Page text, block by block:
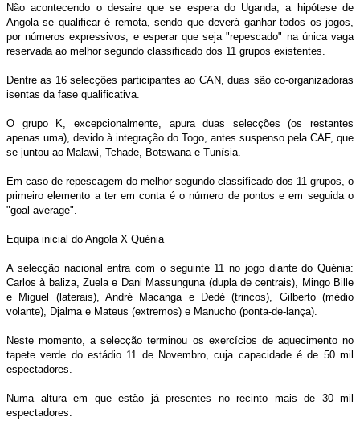
Não acontecendo o desaire que se espera do Uganda, a hipótese de
Angola se qualificar é remota, sendo que deverá ganhar todos os jogos,
por números expressivos, e esperar que seja "repescado" na única vaga
reservada ao melhor segundo classificado dos 11 grupos existentes.
Dentre as 16 selecções participantes ao CAN, duas são co-organizadoras
isentas da fase qualificativa.
O grupo K, excepcionalmente, apura duas selecções (os restantes
apenas uma), devido à integração do Togo, antes suspenso pela CAF, que
se juntou ao Malawi, Tchade, Botswana e Tunísia.
Em caso de repescagem do melhor segundo classificado dos 11 grupos, o
primeiro elemento a ter em conta é o número de pontos e em seguida o
"goal average".
Equipa inicial do Angola X Quénia
A selecção nacional entra com o seguinte 11 no jogo diante do Quénia:
Carlos à baliza, Zuela e Dani Massunguna (dupla de centrais), Mingo Bille
e Miguel (laterais), André Macanga e Dedé (trincos), Gilberto (médio
volante), Djalma e Mateus (extremos) e Manucho (ponta-de-lança).
Neste momento, a selecção terminou os exercícios de aquecimento no
tapete verde do estádio 11 de Novembro, cuja capacidade é de 50 mil
espectadores.
Numa altura em que estão já presentes no recinto mais de 30 mil
espectadores.